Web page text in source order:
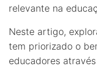
relevante na
Neste artigo,
tem priorizado o
educadores